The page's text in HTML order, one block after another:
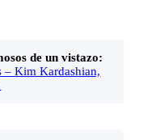
de un vistazo:
– Kim Kardashian,